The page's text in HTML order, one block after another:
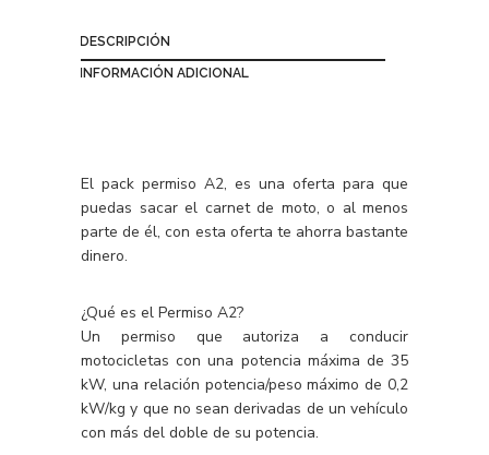
DESCRIPCIÓN
INFORMACIÓN ADICIONAL
El pack permiso A2, es una oferta para que
puedas sacar el carnet de moto, o al menos
parte de él, con esta oferta te ahorra bastante
dinero.
¿Qué es el Permiso A2?
Un permiso que autoriza a conducir
motocicletas con una potencia máxima de 35
kW, una relación potencia/peso máximo de 0,2
kW/kg y que no sean derivadas de un vehículo
con más del doble de su potencia.